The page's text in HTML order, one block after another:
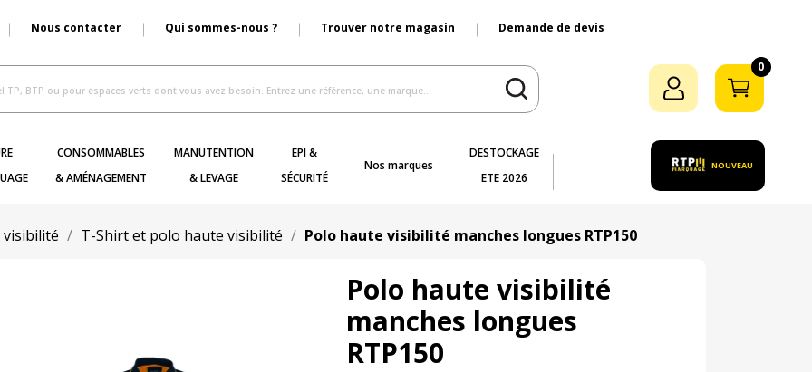
Nous contacter Qui sommes-nous ? Trouver notre magasin Demande de devis
0
CONSOMMABLES
& AMÉNAGEMENT
MANUTENTION
& LEVAGE
EPI &
SÉCURITÉ
Nos marques
DESTOCKAGE
ETE 2026
NOUVEAU
T-Shirt et polo haute visibilité Polo haute visibilité manches longues RTP150
Polo haute visibilité
manches longues
RTP150